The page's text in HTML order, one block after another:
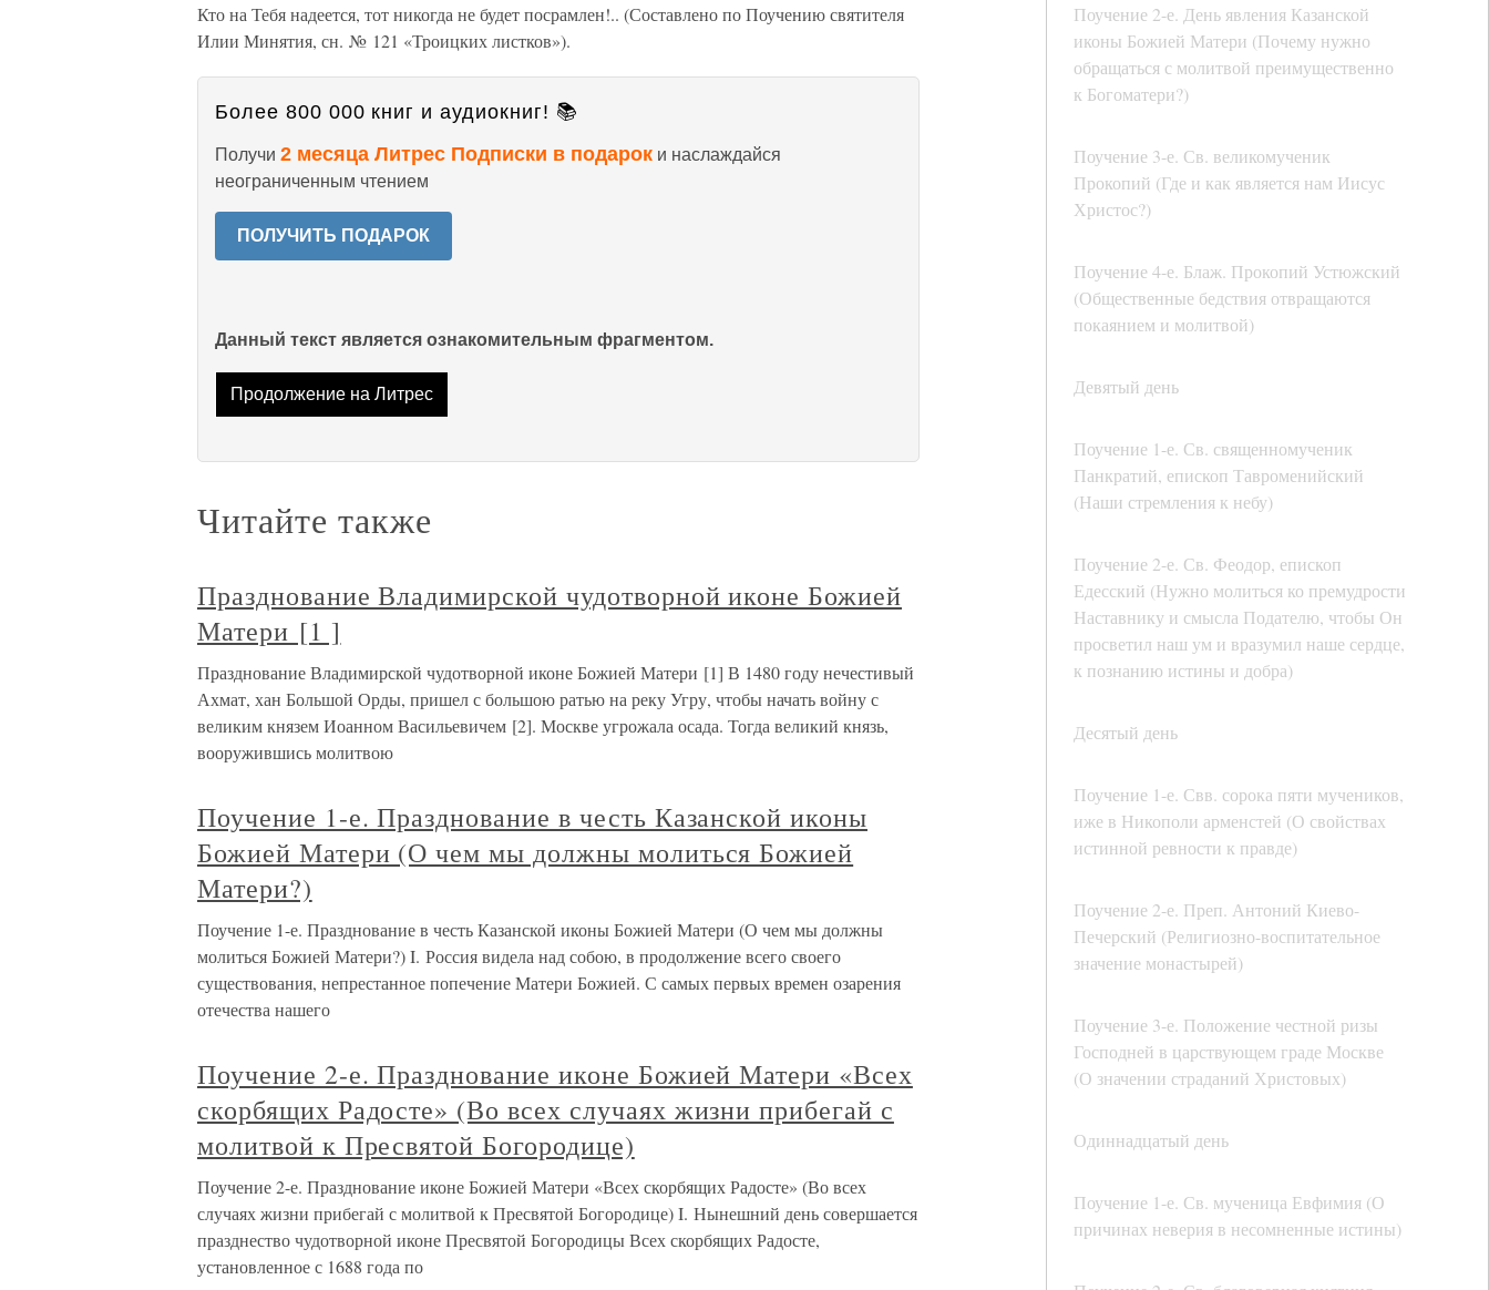
Поучение 2-е. День явления Казанской
иконы Божией Матери (Почему нужно
обращаться с молитвой преимущественно
к Богоматери?)
Поучение 3-е. Св. великомученик
Прокопий (Где и как является нам Иисус
Христос?)
Поучение 4-е. Блаж. Прокопий Устюжский
(Общественные бедствия отвращаются
покаянием и молитвой)
Девятый день
Поучение 1-е. Св. священномученик
Панкратий, епископ Тавроменийский
(Наши стремления к небу)
Поучение 2-е. Св. Феодор, епископ
Едесский (Нужно молиться ко премудрости
Наставнику и смысла Подателю, чтобы Он
просветил наш ум и вразумил наше сердце,
к познанию истины и добра)
Десятый день
Поучение 1-е. Свв. сорока пяти мучеников,
иже в Никополи арменстей (О свойствах
истинной ревности к правде)
Поучение 2-е. Преп. Антоний Киево-
Печерский (Религиозно-воспитательное
значение монастырей)
Поучение 3-е. Положение честной ризы
Господней в царствующем граде Москве
(О значении страданий Христовых)
Одиннадцатый день
Поучение 1-е. Св. мученица Евфимия (О
причинах неверия в несомненные истины)
Кто на Тебя надеется, тот никогда не будет посрамлен!.. (Составлено по Поучению святителя
Илии Минятия, сн. № 121 «Троицких листков»).
Более 800 000 книг и аудиокниг! 📚
Получи 2 месяца Литрес Подписки в подарок и наслаждайся
неограниченным чтением
ПОЛУЧИТЬ ПОДАРОК
Данный текст является ознакомительным фрагментом.
Продолжение на Литрес
Читайте также
Празднование Владимирской чудотворной иконе Божией
Матери [1 ]
Празднование Владимирской чудотворной иконе Божией Матери [1] В 1480 году нечестивый
Ахмат, хан Большой Орды, пришел с большою ратью на реку Угру, чтобы начать войну с
великим князем Иоанном Васильевичем [2]. Москве угрожала осада. Тогда великий князь,
вооружившись молитвою
Поучение 1-е. Празднование в честь Казанской иконы
Божией Матери (О чем мы должны молиться Божией
Матери?)
Поучение 1-е. Празднование в честь Казанской иконы Божией Матери (О чем мы должны
молиться Божией Матери?) I. Россия видела над собою, в продолжение всего своего
существования, непрестанное попечение Матери Божией. С самых первых времен озарения
отечества нашего
Поучение 2-е. Празднование иконе Божией Матери «Всех
скорбящих Радосте» (Во всех случаях жизни прибегай с
молитвой к Пресвятой Богородице)
Поучение 2-е. Празднование иконе Божией Матери «Всех скорбящих Радосте» (Во всех
случаях жизни прибегай с молитвой к Пресвятой Богородице) I. Нынешний день совершается
празднество чудотворной иконе Пресвятой Богородицы Всех скорбящих Радосте,
установленное с 1688 года по